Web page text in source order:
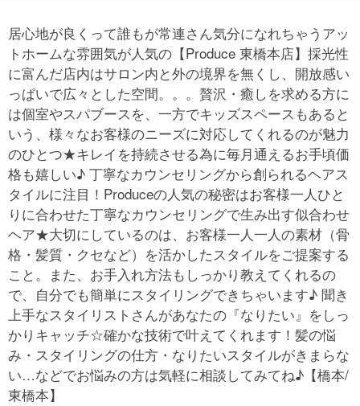
居心地が良くって誰もが常連さん気分になれちゃうアッ
トホームな雰囲気が人気の【Produce 東橋本店】採光性
に富んだ店内はサロン内と外の境界を無くし、開放感い
っぱいで広々とした空間。。。贅沢・癒しを求める方に
は個室やスパブースを、一方でキッズスペースもあると
いう、様々なお客様のニーズに対応してくれるのが魅力
のひとつ★キレイを持続させる為に毎月通えるお手頃価
格も嬉しい♪ 丁寧なカウンセリングから創られるヘアス
タイルに注目！Produceの人気の秘密はお客様一人ひと
りに合わせた丁寧なカウンセリングで生み出す似合わせ
ヘア★大切にしているのは、お客様一人一人の素材（骨
格・髪質・クセなど）を活かしたスタイルをご提案する
こと。また、お手入れ方法もしっかり教えてくれるの
で、自分でも簡単にスタイリングできちゃいます♪ 聞き
上手なスタイリストさんがあなたの『なりたい』をしっ
かりキャッチ☆確かな技術で叶えてくれます！髪の悩
み・スタイリングの仕方・なりたいスタイルがきまらな
い…などでお悩みの方は気軽に相談してみてね♪【橋本/
東橋本】